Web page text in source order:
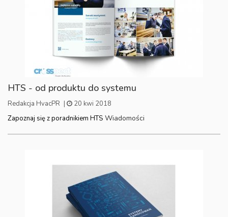
HTS - od produktu do systemu
Redakcja HvacPR |
20 kwi 2018
Zapoznaj się z poradnikiem HTS Wiadomości